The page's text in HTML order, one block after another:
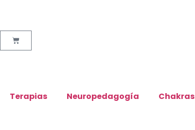
Terapias Neuropedagogía Chakras